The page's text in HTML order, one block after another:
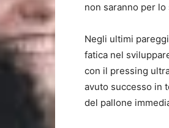
non saranno per
Negli ultimi
fatica nel
con il pressing
avuto successo in
del pallone